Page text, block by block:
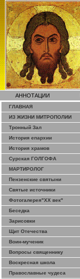
АННОТАЦИИ
ГЛАВНАЯ
ИЗ ЖИЗНИ МИТРОПОЛИИ
Тронный Зал
История епархии
История храмов
Сурская ГОЛГОФА
МАРТИРОЛОГ
Пензенские святыни
Святые источники
Фотогалерея"ХХ век"
Беседка
Зарисовки
Щит Отечества
Воин-мученик
Вопросы священнику
Воскресная школа
Православные чудеса